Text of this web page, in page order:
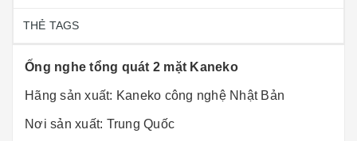
THẺ TAGS
Ống nghe tổng quát 2 mặt Kaneko
Hãng sản xuất: Kaneko công nghệ Nhật Bản
Nơi sản xuất: Trung Quốc